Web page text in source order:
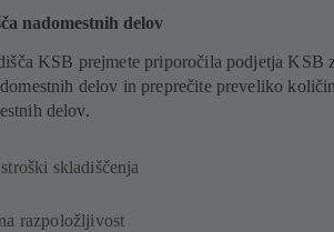
nadomestnih delov
KSB prejmete priporočila podjetja KSB
delov in preprečite preveliko
delov.
skladiščenja
razpoložljivost